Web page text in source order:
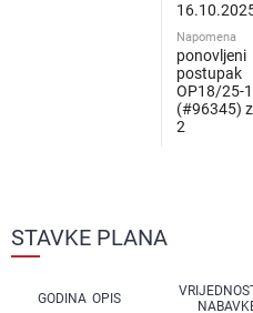
Napomena
ponovljeni
postupak
OP18/25-
(#96345)
2
STAVKE PLANA
GODINA OPIS